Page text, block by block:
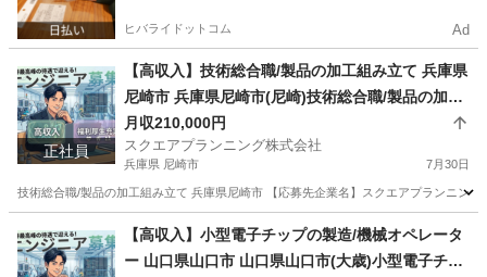
ヒバライドットコム Ad
正社員
【高収入】技術総合職/製品の加工組み立て 兵庫県
尼崎市 兵庫県尼崎市(尼崎)技術総合職/製品の加工
組み立て
月収210,000円
スクエアプランニング株式会社
兵庫県 尼崎市 7月30日
技術総合職/製品の加工組み立て 兵庫県尼崎市 【応募先企業名】スクエアプランニン
その他 未経験
【高収入】小型電子チップの製造/機械オペレータ
ー 山口県山口市 山口県山口市(大歳)小型電子チッ